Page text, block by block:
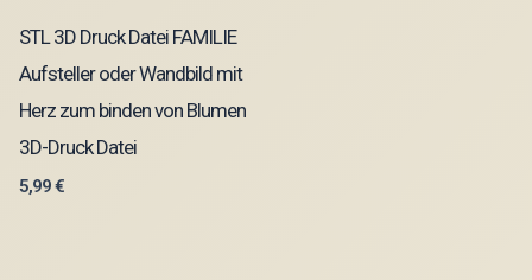
STL 3D Druck Datei FAMILIE
Aufsteller oder Wandbild mit
Herz zum binden von Blumen
3D-Druck Datei
5,99€